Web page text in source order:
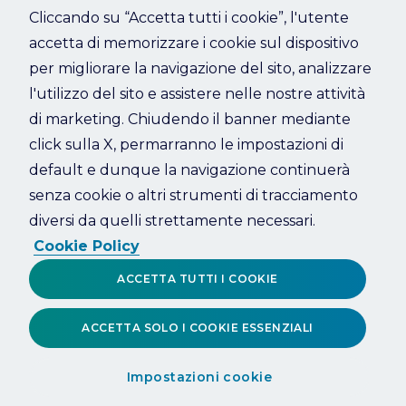
Refresh
Cliccando su “Accetta tutti i cookie”, l'utente
accetta di memorizzare i cookie sul dispositivo
per migliorare la navigazione del sito, analizzare
l'utilizzo del sito e assistere nelle nostre attività
di marketing. Chiudendo il banner mediante
click sulla X, permarranno le impostazioni di
default e dunque la navigazione continuerà
senza cookie o altri strumenti di tracciamento
diversi da quelli strettamente necessari.
Cookie Policy
Impostazioni cookie
ACCETTA SOLO I COOKIE ESSENZIALI
ACCETTA TUTTI I COOKIE